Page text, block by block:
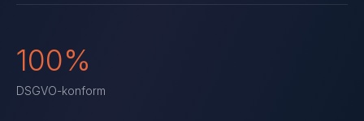
100%
DSGVO-konform